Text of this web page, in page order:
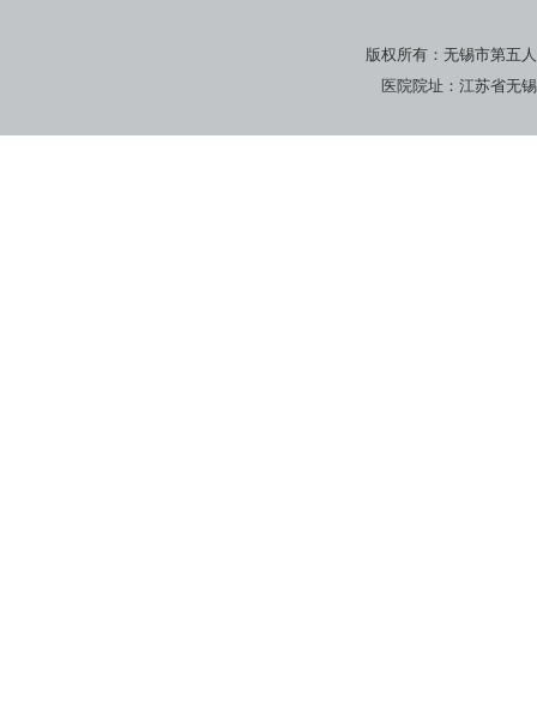
版权所有：无锡市第五
医院院址：江苏省无